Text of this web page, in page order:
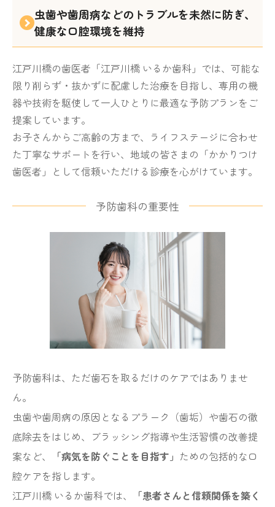
虫歯や歯周病などのトラブルを未然に防ぎ、
健康な口腔環境を維持
江戸川橋の歯医者「江戸川橋 いるか歯科」では、可能な
限り削らず・抜かずに配慮した治療を目指し、専用の機
器や技術を駆使して一人ひとりに最適な予防プランをご
提案しています。
お子さんからご高齢の方まで、ライフステージに合わせ
た丁寧なサポートを行い、地域の皆さまの「かかりつけ
歯医者」として信頼いただける診療を心がけています。
予防歯科の重要性
予防歯科は、ただ歯石を取るだけのケアではありませ
ん。
虫歯や歯周病の原因となるプラーク（歯垢）や歯石の徹
底除去をはじめ、ブラッシング指導や生活習慣の改善提
案など、
「病気を防ぐことを目指す」 ための包括的な口
腔ケアを指します。
江戸川橋 いるか歯科では、
「患者さんと信頼関係を築く